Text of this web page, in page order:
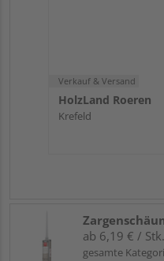
Verkauf & Versand
HolzLand Roeren
Krefeld
ab 6,19 € / Stk.
gesamte